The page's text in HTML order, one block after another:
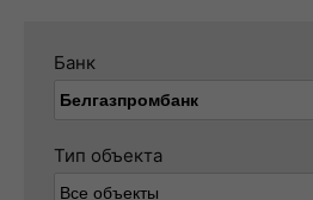
Банк
Тип объекта